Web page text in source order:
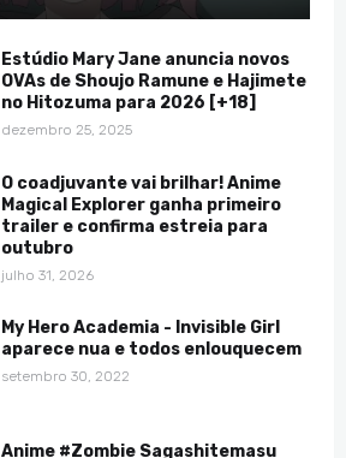
Estúdio Mary Jane anuncia novos
OVAs de Shoujo Ramune e Hajimete
no Hitozuma para 2026 [+18]
dezembro 25, 2025
O coadjuvante vai brilhar! Anime
Magical Explorer ganha primeiro
trailer e confirma estreia para
outubro
julho 31, 2026
My Hero Academia - Invisible Girl
aparece nua e todos enlouquecem
setembro 30, 2022
Anime #Zombie Sagashitemasu